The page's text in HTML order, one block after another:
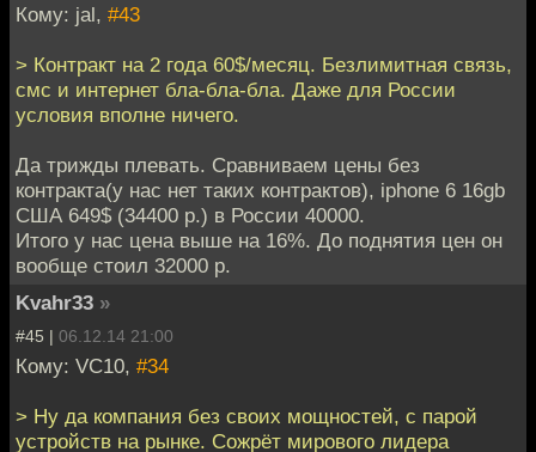
Кому: jal, #43
> Контракт на 2 года 60$/месяц. Безлимитная связь,
смс и интернет бла-бла-бла. Даже для России
условия вполне ничего.
Да трижды плевать. Сравниваем цены без
контракта(у нас нет таких контрактов), iphone 6 16gb
США 649$ (34400 р.) в России 40000.
Итого у нас цена выше на 16%. До поднятия цен он
вообще стоил 32000 р.
Kvahr33 »
#45 | 06.12.14 21:00
Кому: VC10, #34
> Ну да компания без своих мощностей, с парой
устройств на рынке. Сожрёт мирового лидера